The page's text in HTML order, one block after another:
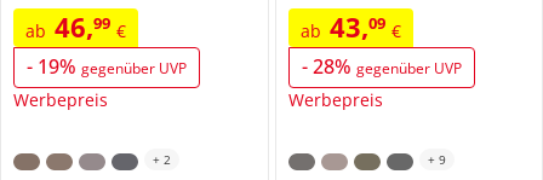
ab 46,99 €
- 19% gegenüber UVP
Werbepreis
+ 2
ab 43,09 €
-28% gegenüber UVP
Werbepreis
+ 9